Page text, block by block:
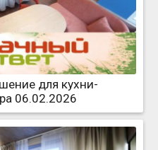
для кухни-
06.02.2026